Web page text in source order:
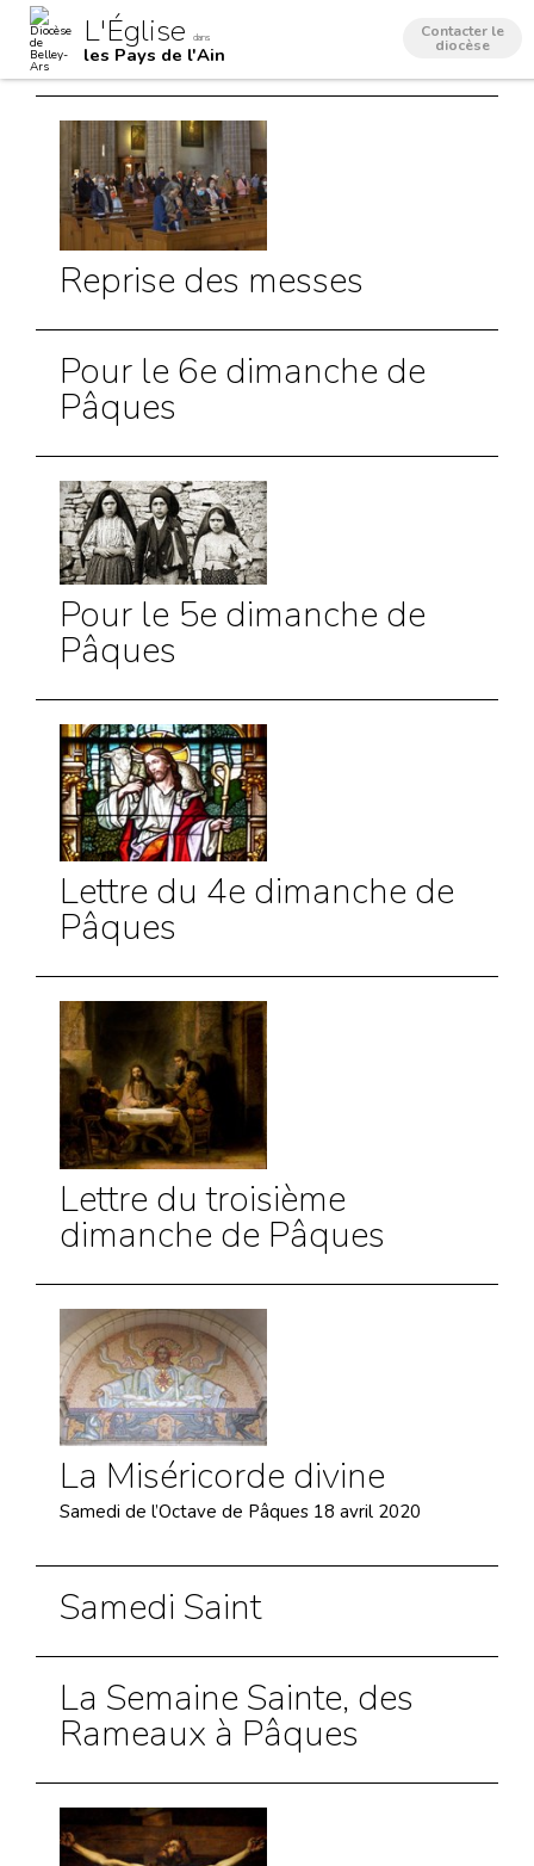
contenu.
Outils
personnels
L'Église dans
les Pays de l'Ain
Contacter le
diocèse
Reprise des messes
Pour le 6e dimanche de
Pâques
Pour le 5e dimanche de
Pâques
Lettre du 4e dimanche de
Pâques
Lettre du troisième
dimanche de Pâques
La Miséricorde divine
Samedi de l’Octave de Pâques 18 avril 2020
Samedi Saint
La Semaine Sainte, des
Rameaux à Pâques